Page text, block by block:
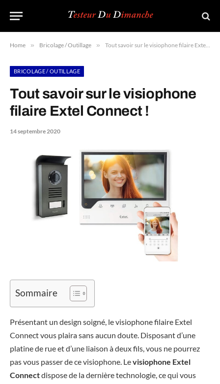
Home » Bricolage / Outillage » Tout savoir sur le visiophone filaire Extel Connect !
BRICOLAGE / OUTILLAGE
Tout savoir sur le visiophone
filaire Extel Connect !
14 septembre 2020
Sommaire
Présentant un design soigné, le visiophone filaire Extel
Connect vous plaira sans aucun doute. Disposant d’une
platine de rue et d’une liaison à deux fils, vous ne pourrez
pas vous passer de ce visiophone. Levisiophone Extel
Connectdispose de la dernière technologie, ce qui vous